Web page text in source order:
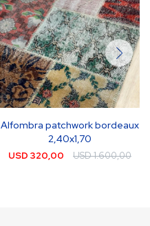
Alfombra patchwork bordeaux
2,40x1,70
USD 320,00 USD1.600,00